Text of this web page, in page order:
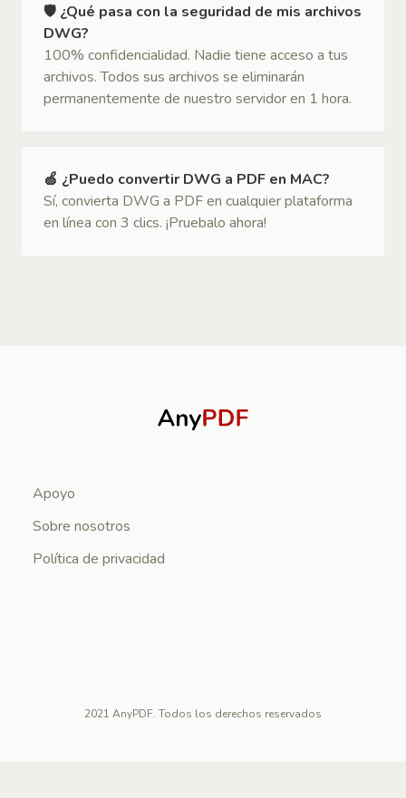
🛡 ¿Qué pasa con la seguridad de mis archivos
DWG?
100% confidencialidad. Nadie tiene acceso a tus
archivos. Todos sus archivos se eliminarán
permanentemente de nuestro servidor en 1 hora.
🍏 ¿Puedo convertir DWG a PDF en MAC?
Sí, convierta DWG a PDF en cualquier plataforma
en línea con 3 clics. ¡Pruebalo ahora!
Apoyo
Sobre nosotros
Política de privacidad
2021 AnyPDF. Todos los derechos reservados